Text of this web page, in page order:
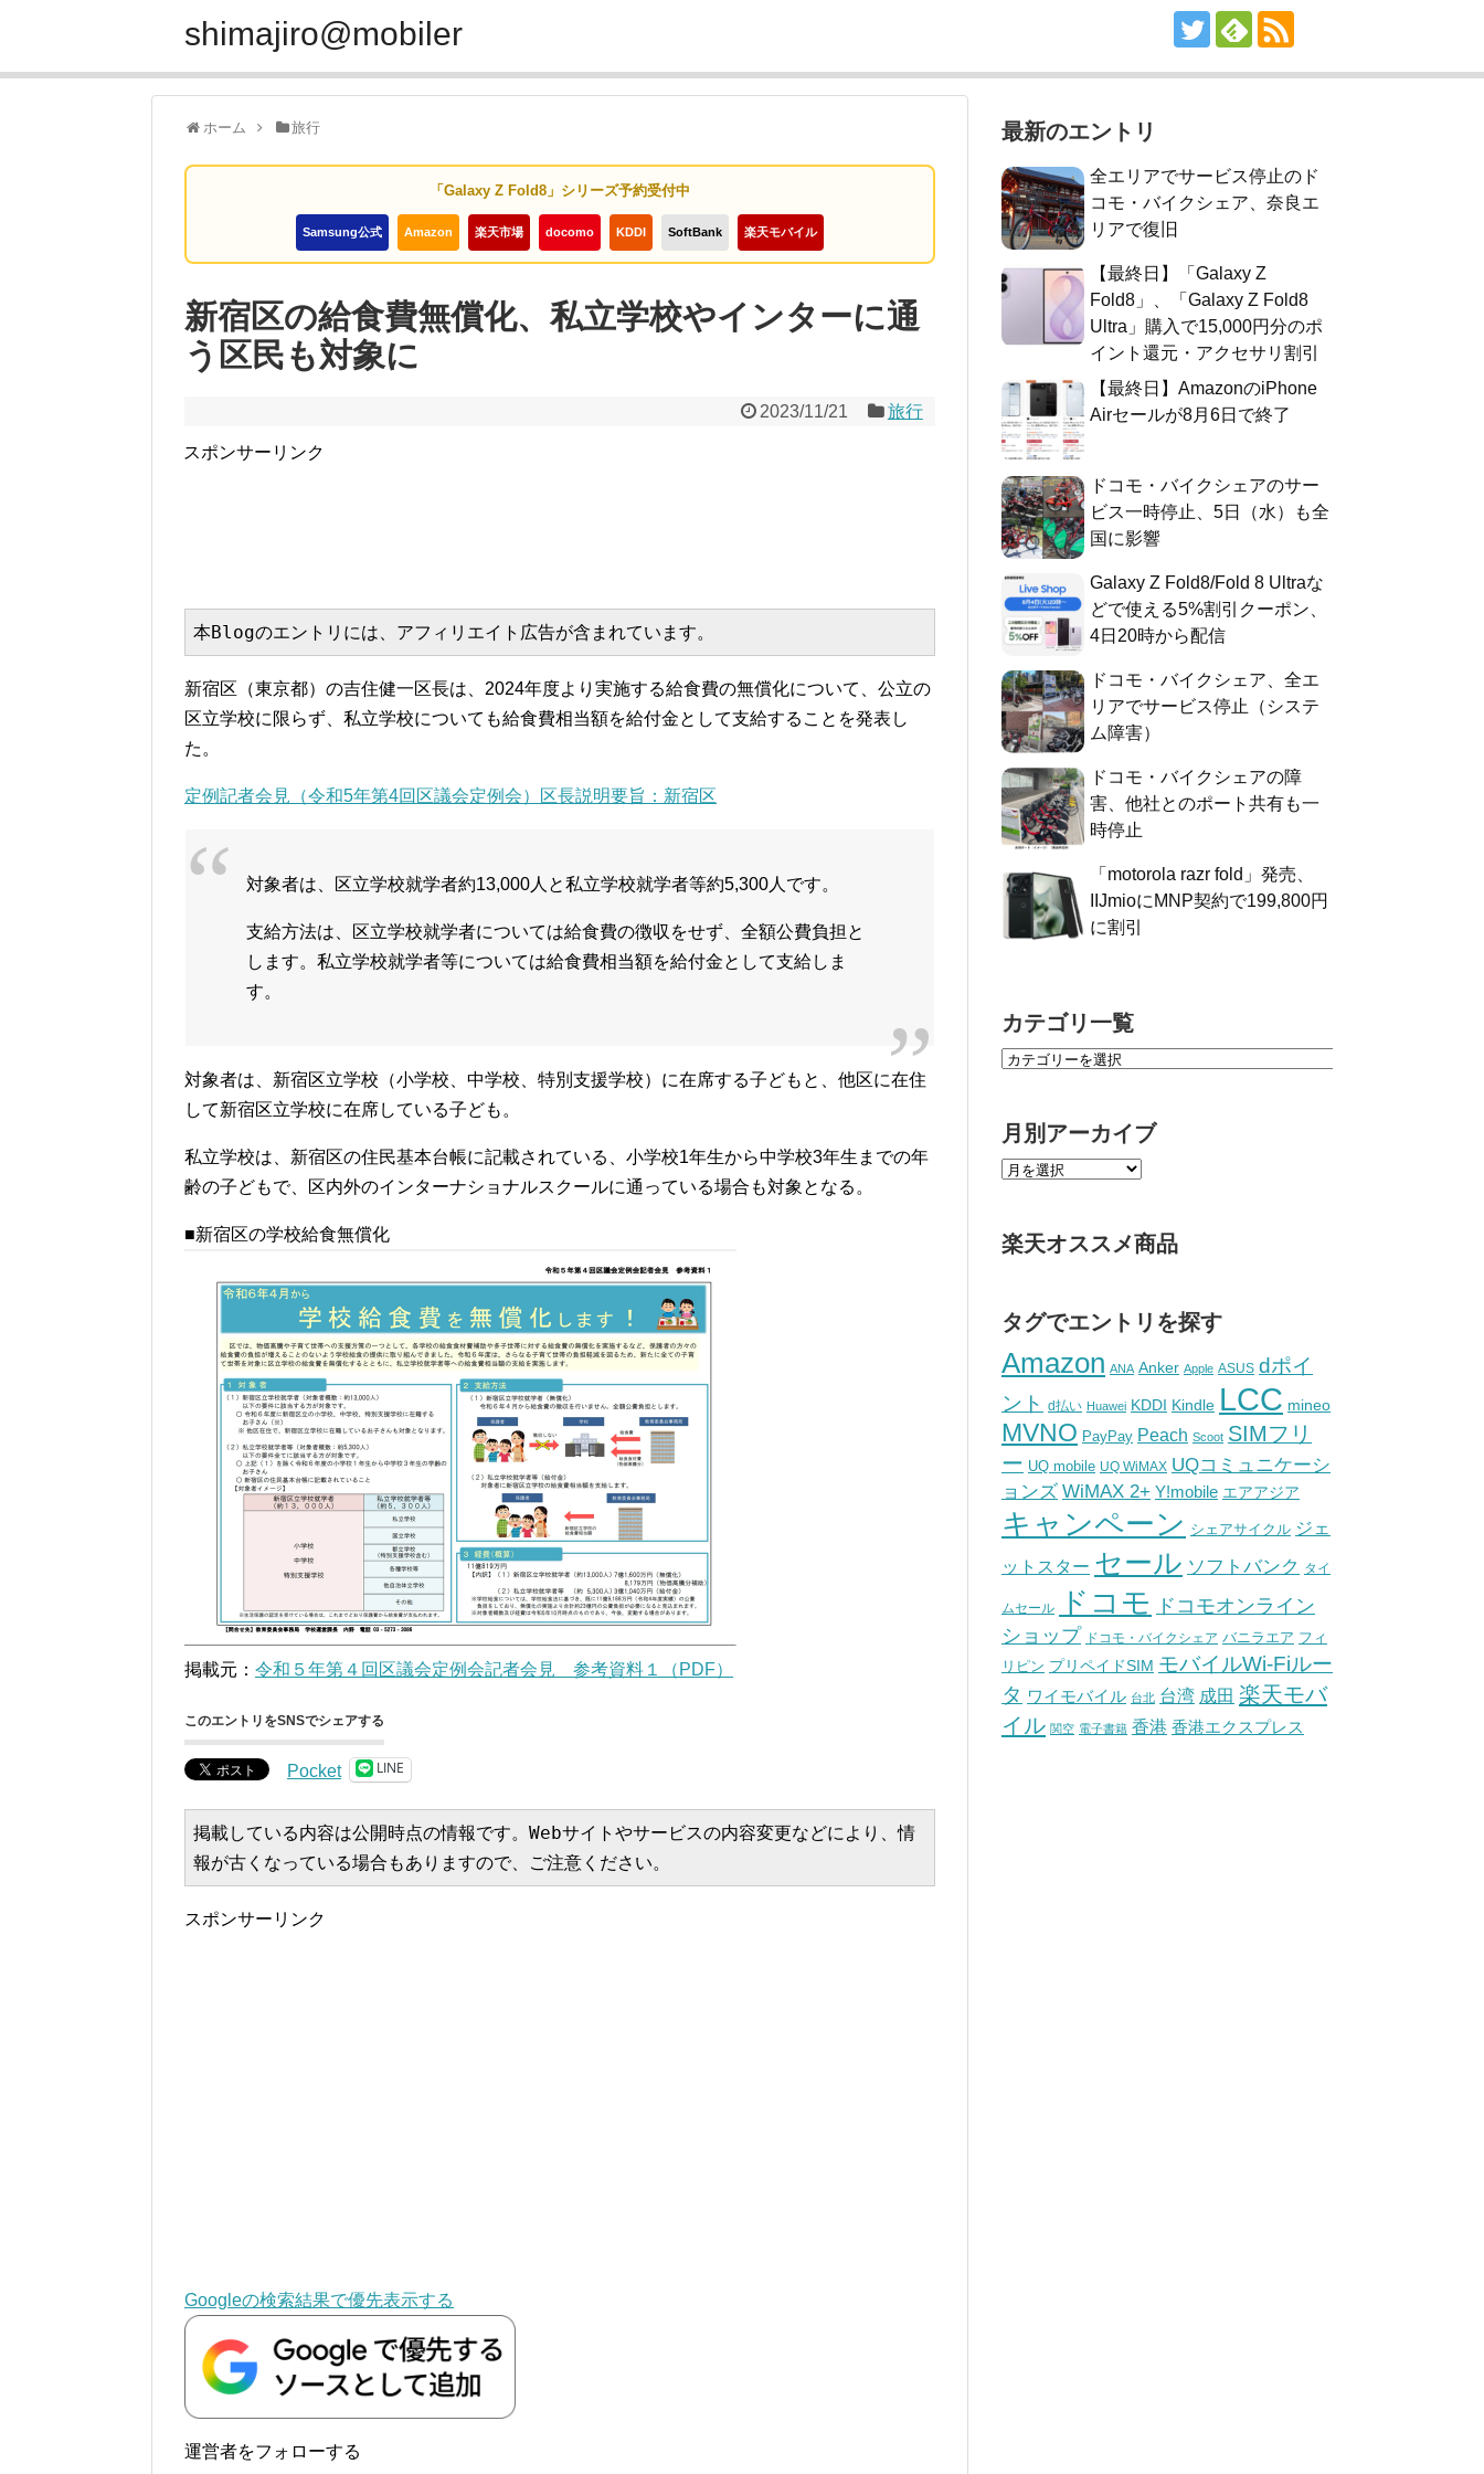
shimajiro@mobiler
ホーム 旅行
「Galaxy Z Fold8」シリーズ予約受付中
Samsung公式 Amazon 楽天市場 docomo KDDI SoftBank 楽天モバイル
新宿区の給食費無償化、私立学校やインターに通
う区民も対象に
2023/11/21 旅行
スポンサーリンク
本Blogのエントリには、アフィリエイト広告が含まれています。
新宿区（東京都）の吉住健一区長は、2024年度より実施する給食費の無償化について、公立の
区立学校に限らず、私立学校についても給食費相当額を給付金として支給することを発表し
た。
定例記者会見（令和5年第4回区議会定例会）区長説明要旨：新宿区
対象者は、区立学校就学者約13,000人と私立学校就学者等約5,300人です。
支給方法は、区立学校就学者については給食費の徴収をせず、全額公費負担と
します。私立学校就学者等については給食費相当額を給付金として支給しま
す。
対象者は、新宿区立学校（小学校、中学校、特別支援学校）に在席する子どもと、他区に在住
して新宿区立学校に在席している子ども。
私立学校は、新宿区の住民基本台帳に記載されている、小学校1年生から中学校3年生までの年
齢の子どもで、区内外のインターナショナルスクールに通っている場合も対象となる。
■新宿区の学校給食無償化
掲載元： 令和５年第４回区議会定例会記者会見 参考資料１（PDF）
このエントリをSNSでシェアする
Pocket LINE
掲載している内容は公開時点の情報です。Webサイトやサービスの内容変更などにより、情
報が古くなっている場合もありますので、ご注意ください。
スポンサーリンク
Googleの検索結果で優先表示する
運営者をフォローする
最新のエントリ
全エリアでサービス停止のド
コモ・バイクシェア、奈良エ
リアで復旧
【最終日】「Galaxy Z
Fold8」、「Galaxy Z Fold8
Ultra」購入で15,000円分のポ
イント還元・アクセサリ割引
【最終日】AmazonのiPhone
Airセールが8月6日で終了
ドコモ・バイクシェアのサー
ビス一時停止、5日（水）も全
国に影響
Galaxy Z Fold8/Fold 8 Ultraな
どで使える5%割引クーポン、
4日20時から配信
ドコモ・バイクシェア、全エ
リアでサービス停止（システ
ム障害）
ドコモ・バイクシェアの障
害、他社とのポート共有も一
時停止
「motorola razr fold」発売、
IIJmioにMNP契約で199,800円
に割引
カテゴリ一覧
月別アーカイブ
楽天オススメ商品
タグでエントリを探す
Amazon ANA Anker Apple ASUS dポイ
ント
d払い Huawei KDDI Kindle LCC mineo
MVNO PayPay Peach Scoot SIMフリ
ー UQ mobile UQ WiMAX UQコミュニケーシ
ョンズ WiMAX 2+ Y!mobile エアアジア
キャンペーン シェアサイクル ジェ
ットスター セール ソフトバンク タイ
ムセール ドコモ
ドコモオンライン
ショップ ドコモ・バイクシェア バニラエア フィ
リピン プリペイドSIM モバイルWi-Fiルー
タ ワイモバイル 台北 台湾 成田 楽天モバ
イル 関空 電子書籍 香港 香港エクスプレス